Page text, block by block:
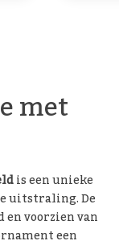
met
is een unieke
uitstraling. De
voorzien van
een